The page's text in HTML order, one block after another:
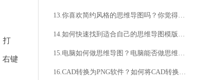
打
右键
13.你喜欢简约风格的思维导图吗？你觉得简约风格的思维导图样式好看吗？
14.如何快速找到适合自己的思维导图模版？思维导图模版有哪些分类和特点？
15.电脑如何做思维导图？电脑能否做思维导图？
16.CAD转换为PNG软件？如何将CAD转换为PNG？